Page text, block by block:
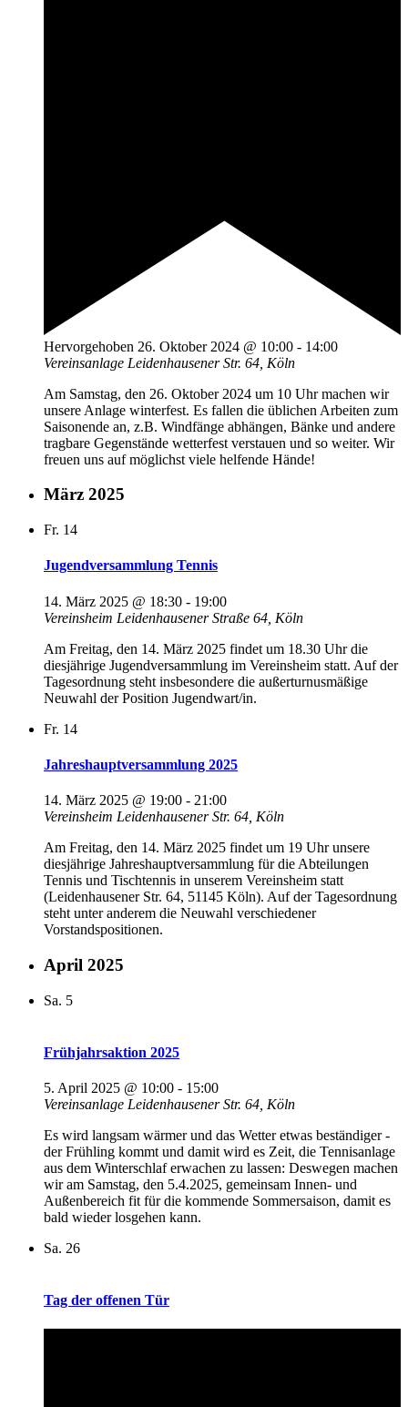
Hervorgehoben 26. Oktober 2024 @ 10:00 - 14:00
Vereinsanlage Leidenhausener Str. 64, Köln
Am Samstag, den 26. Oktober 2024 um 10 Uhr machen wir
unsere Anlage winterfest. Es fallen die üblichen Arbeiten zum
Saisonende an, z.B. Windfänge abhängen, Bänke und andere
tragbare Gegenstände wetterfest verstauen und so weiter. Wir
freuen uns auf möglichst viele helfende Hände!
März 2025
Fr. 14
Jugendversammlung Tennis
14. März 2025 @ 18:30 - 19:00
Vereinsheim Leidenhausener Straße 64, Köln
Am Freitag, den 14. März 2025 findet um 18.30 Uhr die
diesjährige Jugendversammlung im Vereinsheim statt. Auf der
Tagesordnung steht insbesondere die außerturnusmäßige
Neuwahl der Position Jugendwart/in.
Fr. 14
Jahreshauptversammlung 2025
14. März 2025 @ 19:00 - 21:00
Vereinsheim Leidenhausener Str. 64, Köln
Am Freitag, den 14. März 2025 findet um 19 Uhr unsere
diesjährige Jahreshauptversammlung für die Abteilungen
Tennis und Tischtennis in unserem Vereinsheim statt
(Leidenhausener Str. 64, 51145 Köln). Auf der Tagesordnung
steht unter anderem die Neuwahl verschiedener
Vorstandspositionen.
April 2025
Sa. 5
Frühjahrsaktion 2025
5. April 2025 @ 10:00 - 15:00
Vereinsanlage Leidenhausener Str. 64, Köln
Es wird langsam wärmer und das Wetter etwas beständiger -
der Frühling kommt und damit wird es Zeit, die Tennisanlage
aus dem Winterschlaf erwachen zu lassen: Deswegen machen
wir am Samstag, den 5.4.2025, gemeinsam Innen- und
Außenbereich fit für die kommende Sommersaison, damit es
bald wieder losgehen kann.
Sa. 26
Tag der offenen Tür